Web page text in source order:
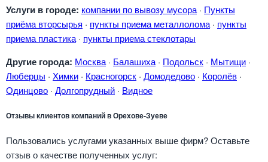
Услуги в городе: компании по вывозу мусора · Пункты
приёма вторсырья · пункты приема металлолома · пункты
приема пластика · пункты приема стеклотары
Другие города: Москва · Балашиха · Подольск · Мытищи ·
Люберцы · Химки · Красногорск · Домодедово · Королёв ·
Одинцово · Долгопрудный · Видное
Отзывы клиентов компаний в Орехове-Зуеве
Пользовались услугами указанных выше фирм? Оставьте
отзыв о качестве полученных услуг: